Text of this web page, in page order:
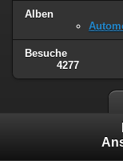
Alben
Besuche
4277